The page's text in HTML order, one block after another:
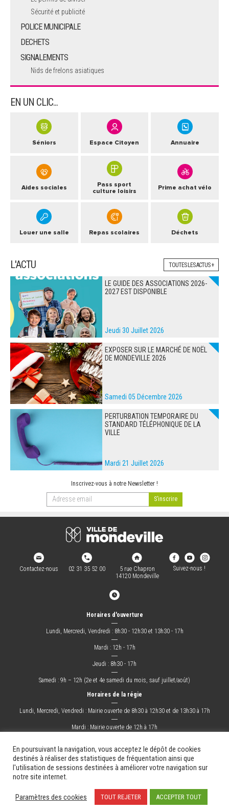
Sécurité et publicité
POLICE MUNICIPALE
DECHETS
SIGNALEMENTS
Nids de frelons asiatiques
EN UN CLIC...
Séniors Espace Citoyen Annuaire
Aides sociales
Pass sport
culture loisirs
Prime achat vélo
Louer une salle Repas scolaires Déchets
L'ACTU TOUTES LES ACTUS +
LE GUIDE DES ASSOCIATIONS 2026-
2027 EST DISPONIBLE
Jeudi 30 Juillet 2026
EXPOSER SUR LE MARCHÉ DE NOËL
DE MONDEVILLE 2026
Samedi 05 Décembre 2026
PERTURBATION TEMPORAIRE DU
STANDARD TÉLÉPHONIQUE DE LA
VILLE
Mardi 21 Juillet 2026
Inscrivez-vous à notre Newsletter !
Contactez-nous 02 31 35 52 00
5 rue Chapron
14120 Mondeville
Suivez-nous !
Horaires d'ouverture
―
Lundi, Mercredi, Vendredi : 8h30 - 12h30 et 13h30 - 17h
―
Mardi : 12h - 17h
―
Jeudi : 8h30 - 17h
―
Samedi : 9h – 12h (2e et 4e samedi du mois, sauf juillet/août)
Horaires de la régie
―
Lundi, Mercredi, Vendredi : Mairie ouverte de 8h30 à 12h30 et de 13h30 à 17h
―
Mardi : Mairie ouverte de 12h à 17h
La Ville Mes démarches Grandir ! Sortir ! Changer !
Les docs.
Mentions légales
Création & Hébergement : Net-Conception.com
En poursuivant la navigation, vous acceptez le dépôt de cookies
destinés à réaliser des statistiques de fréquentation ainsi que
l'utilisation de sessions destinées à améliorer votre navigation sur
notre site internet.
Paramètres des cookies TOUT REJETER ACCEPTER TOUT